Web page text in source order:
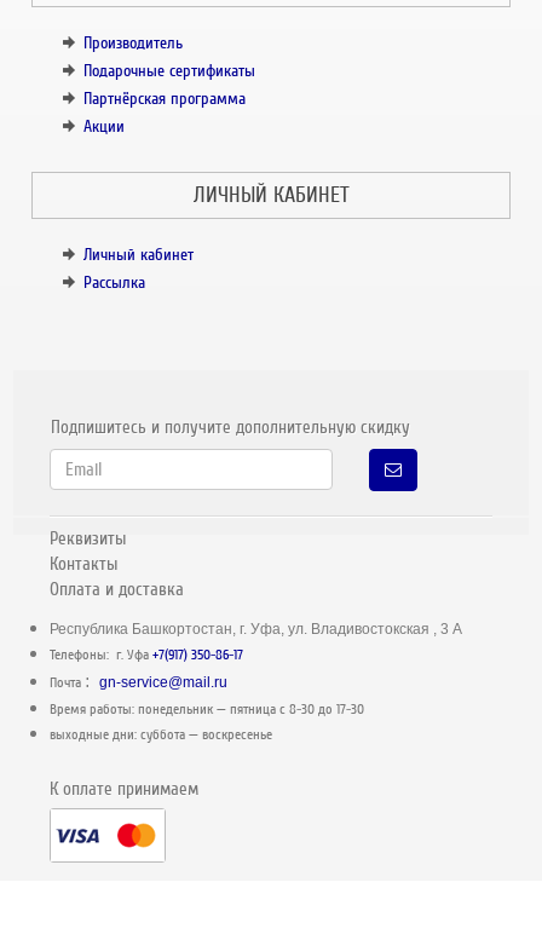
Производитель
Подарочные сертификаты
Партнёрская программа
Акции
ЛИЧНЫЙ КАБИНЕТ
Личный кабинет
Рассылка
Подпишитесь и получите дополнительную скидку
Реквизиты
Контакты
Оплата и доставка
Республика Башкортостан, г. Уфа, ул. Владивостокская , 3 А
Телефоны: г. Уфа+7(917) 350-86-17
Почта :gn-service@mail.ru
Время работы: понедельник — пятница c 8-30 до 17-30
выходные дни: суббота — воскресенье
К оплате принимаем